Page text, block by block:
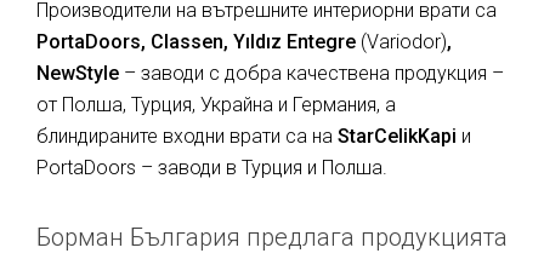
Производители на вътрешните интериорни врати са
PortaDoors, Classen, Yıldız Entegre (Variodor),
NewStyle – заводи с добра качествена продукция –
от Полша, Турция, Украйна и Германия, а
блиндираните входни врати са на StarCelikKapi и
PortaDoors – заводи в Турция и Полша.
Борман България предлага продукцията